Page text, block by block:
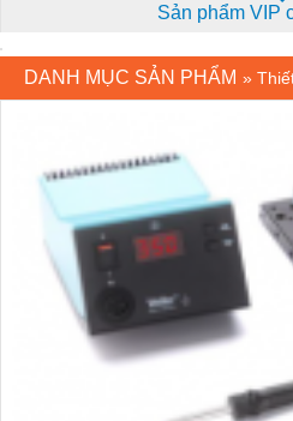
Sản phẩm VIP
DANH MỤC SẢN PHẨM »